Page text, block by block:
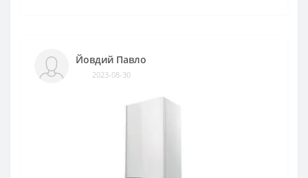
Йовдий Павло
2023-08-30